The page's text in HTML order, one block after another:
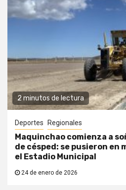
2 minutos de lectura
Deportes Regionales
Maquinchao comienza a
de césped: se pusieron en
el Estadio Municipal
24 de enero de 2026